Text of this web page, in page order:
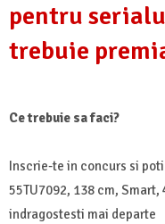
pentru
trebuie
Ce trebuie sa faci?
Inscrie-te in concurs si
55TU7092, 138 cm, Smart,
indragostesti mai departe